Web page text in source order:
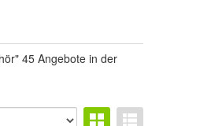
45 Angebote in der